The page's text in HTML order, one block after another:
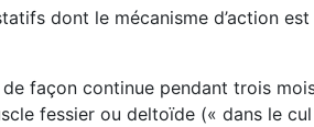
dont le mécanisme d’action
façon continue pendant trois
fessier ou deltoïde (« dans le cul